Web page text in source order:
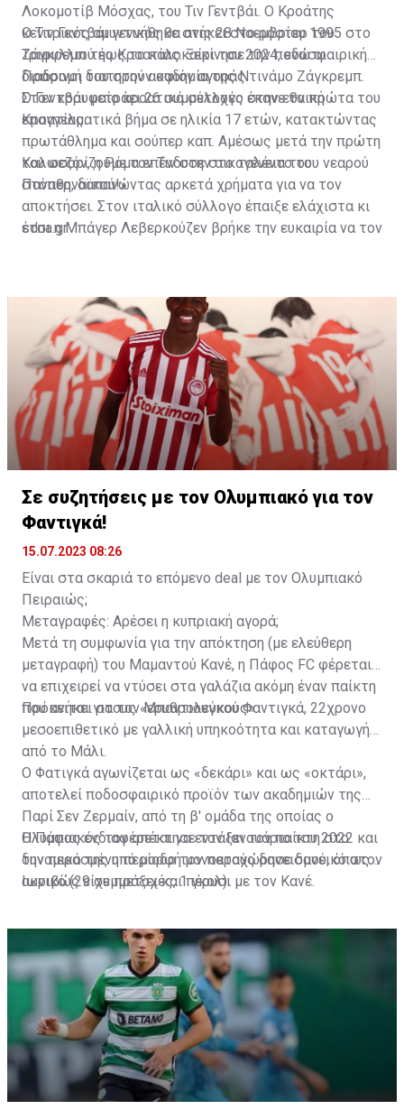
Λοκομοτίβ Μόσχας, του Τιν Γεντβάι. Ο Κροάτης
κεντρικός αμυντικός θα ανήκει στο ρόστερ του
Τριφυλλιού έως το καλοκαίρι του 2024, ενώ οι
Πράσινοι διατηρούν οψιόν αγοράς.
Ο Τιν Γεντβάι γεννήθηκε στις 28 Νοεμβρίου 1995 στο
Ζάγκρεμπ της Κροατίας. Ξεκίνησε την ποδοσφαιρική
διαδρομή του στην ακαδημία της Ντινάμο Ζάγκρεμπ.
Στον κορυφαίο κροατικό σύλλογο έκανε τα πρώτα του
επαγγελματικά βήμα σε ηλικία 17 ετών, κατακτώντας
πρωτάθλημα και σούπερ καπ. Αμέσως μετά την πρώτη
του σεζόν, η Ρόμα επένδυσε στο ταλέντο του νεαρού
στόπερ, δαπανώντας αρκετά χρήματα για να τον
αποκτήσει. Στον ιταλικό σύλλογο έπαιξε ελάχιστα κι
έτσι η Μπάγερ Λεβερκούζεν βρήκε την ευκαιρία να τον
προτού δοθεί δανεικός το 2019 στην Άουγκσμπουργκ.
Παίζοντας βασικός σχεδόν σε όλα τα παιχνίδια, η
Λεβερκούζεν αποφάσισε να του δώσει ακόμα μία
σεζόν, την τελευταία του στον γερμανικό σύλλογο. Εν
τέλει το 2021 η Λοκομοτίβ Μόσχας τον αγόρασε και
έτσι ο Γεντβάι συνέχισε την καριέρα του στη Ρωσία.
Εκεί έπαιξε για μιάμιση σεζόν, προτού ζητήσει να
φύγει το χειμώνα του 2023, λόγω του αποκλεισμού
των ρωσικών ομάδων από τις ευρωπαϊκές
διοργανώσεις. Δόθηκε δανεικός στην Αλ Αΐν όπου
αγωνίστηκε έως τον περασμένο Μάιο.
Ο Γεντβάι μετράει 26 συμμετοχές στην εθνική
Κροατίας.
Καλωσορίζουμε τον Τιν στην οικογένεια του
Παναθηναϊκού!»
sdna.gr
Σε συζητήσεις με τον Ολυμπιακό για τον
Φαντιγκά!
15.07.2023 08:26
Είναι στα σκαριά το επόμενο deal με τον Ολυμπιακό
Πειραιώς;
Μεταγραφές: Αρέσει η κυπριακή αγορά;
Μετά τη συμφωνία για την απόκτηση (με ελεύθερη
μεταγραφή) του Μαμαντού Κανέ, η Πάφος FC φέρεται
να επιχειρεί να ντύσει στα γαλάζια ακόμη έναν παίκτη
που ανήκει στους «ερυθρολεύκους».
Πρόκειται για τον Μπαντιουγκού Φαντιγκά, 22χρονο
μεσοεπιθετικό με γαλλική υπηκοότητα και καταγωγή
από το Μάλι.
Ο Φατιγκά αγωνίζεται ως «δεκάρι» και ως «οκτάρι»,
αποτελεί ποδοσφαιρικό προϊόν των ακαδημιών της
Παρί Σεν Ζερμαίν, από τη β' ομάδα της οποίας ο
Ολυμπιακός τον απέκτησε τον Ιανουάριο του 2022 και
την περασμένη περίοδο τον παραχώρησε δανεικό στον
Ιωνικό (29 συμμετοχές, 1 γκολ).
Η Πάφος ενδιαφέρεται να εντάξει τον παίκτη στο
δυναμικό της υπό μορφή μονοετούς δανεισμού, όπως
ακριβώς είχε πράξει και πέρυσι με τον Κανέ.